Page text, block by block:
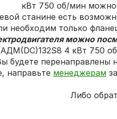
кВт 750 об/мин можно
станине есть
необходим только
можно
4 кВт 750
будете перенаправлены
направьте менеджерам
Либо